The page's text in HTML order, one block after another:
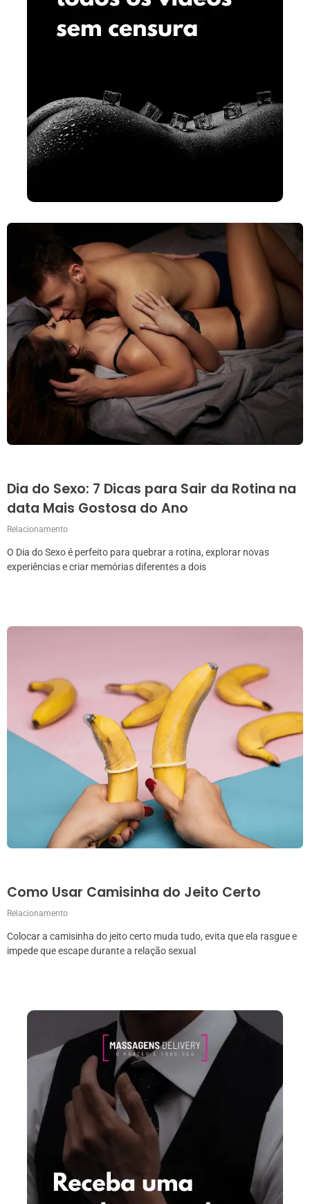
Dia do Sexo: 7 Dicas para Sair da Rotina na
data Mais Gostosa do Ano
Relacionamento
O Dia do Sexo é perfeito para quebrar a rotina, explorar novas
experiências e criar memórias diferentes a dois
Como Usar Camisinha do Jeito Certo
Relacionamento
Colocar a camisinha do jeito certo muda tudo, evita que ela rasgue e
impede que escape durante a relação sexual